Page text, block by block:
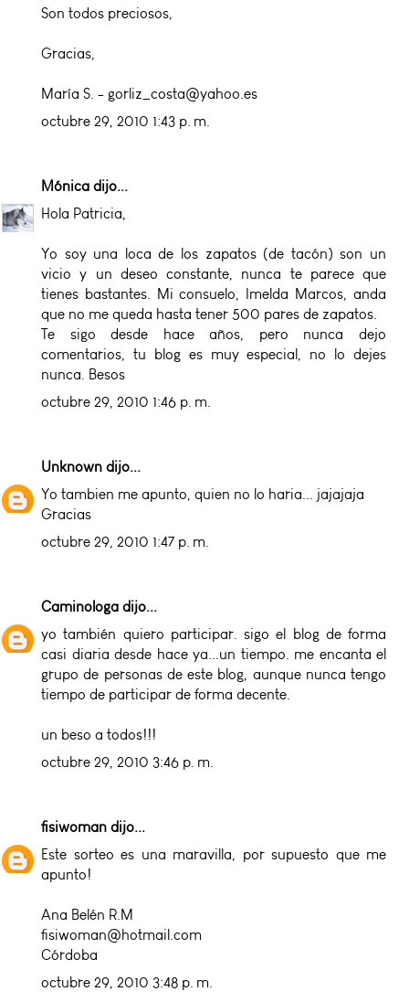
Son todos preciosos,
Gracias,
María S. - gorliz_costa@yahoo.es
octubre 29, 2010 1:43 p. m.
Mónica dijo...
Hola Patricia,
Yo soy una loca de los zapatos (de tacón) son un
vicio y un deseo constante, nunca te parece que
tienes bastantes. Mi consuelo, Imelda Marcos, anda
que no me queda hasta tener 500 pares de zapatos.
Te sigo desde hace años, pero nunca dejo
comentarios, tu blog es muy especial, no lo dejes
nunca. Besos
octubre 29, 2010 1:46 p. m.
Unknown dijo...
Yo tambien me apunto, quien no lo haria... jajajaja
Gracias
octubre 29, 2010 1:47 p. m.
Caminologa dijo...
yo también quiero participar. sigo el blog de forma
casi diaria desde hace ya...un tiempo. me encanta el
grupo de personas de este blog, aunque nunca tengo
tiempo de participar de forma decente.
un beso a todos!!!
octubre 29, 2010 3:46 p. m.
fisiwoman dijo...
Este sorteo es una maravilla, por supuesto que me
apunto!
Ana Belén R.M
fisiwoman@hotmail.com
Córdoba
octubre 29, 2010 3:48 p. m.